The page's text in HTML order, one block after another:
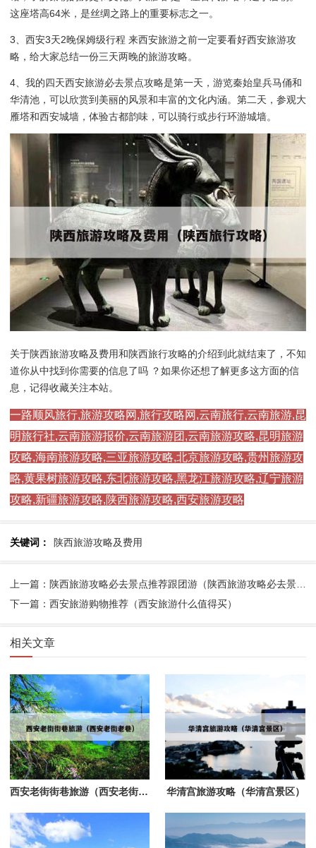
这座塔高64米，是丝绸之路上的重要标志之一。
3、西安3天2晚保姆级行程 来西安旅游之前一定要看好西安旅游攻
略，给大家总结一份三天两晚的旅游攻略。
4、我的四天西安旅游必去景点攻略是第一天，游览秦始皇兵马俑和
华清池，可以欣赏到美丽的风景和丰富的文化内涵。第二天，参观大
雁塔和西安城墙，体验古都韵味，可以骑行或步行环游城墙。
关于陕西旅游攻略及费用和陕西旅行攻略的介绍到此就结束了，不知
道你从中找到你需要的信息了吗 ？如果你还想了解更多这方面的信
息，记得收藏关注本站。
一路顺风旅行,旅游攻略网,旅行攻略网,云南旅行,云南旅游,昆
明旅行社,云南旅游报价,云南旅游团,云南旅游攻略,昆明旅游
攻略,海南旅游攻略,三亚旅游攻略,北京旅游攻略,贵州旅游攻
略,黄果树旅游攻略,东北旅游攻略,黑龙江旅游攻略,辽宁旅游
攻略,新疆旅游攻略,陕西旅游攻略,西安旅游攻略
关键词： 陕西旅游攻略及费用
上一篇：陕西旅游攻略必去景点推荐跟团游（陕西旅游攻略必去景点大全）
下一篇：西安旅游购物推荐（西安旅游什么值得买）
相关文章
西安老街街巷旅游（西安老街老巷） 华清宫旅游攻略（华清宫景区）